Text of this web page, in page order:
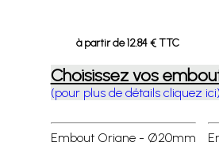
à partir de 12.84 € TTC
Choisissez vos
(pour plus de détails cliquez ici)
Embout Oriane - Ø20mm